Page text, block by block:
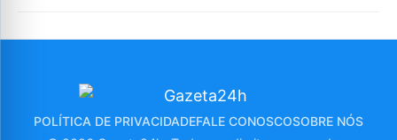
POLÍTICA DE PRIVACIDADEFALE CONOSCOSOBRE NÓS